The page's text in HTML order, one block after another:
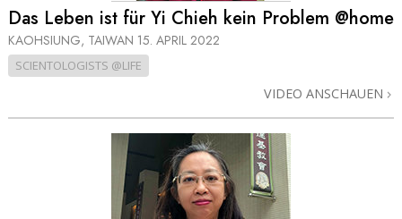
Das Leben ist für Yi Chieh kein Problem @home
KAOHSIUNG, TAIWAN 15. APRIL 2022
SCIENTOLOGISTS @LIFE
VIDEO ANSCHAUEN